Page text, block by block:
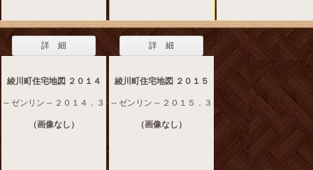
詳 細
綾川町住宅地図 ２０１４
-- ゼンリン -- ２０１４．３
（画像なし）
詳 細
綾川町住宅地図 ２０１５
-- ゼンリン -- ２０１５．３
（画像なし）